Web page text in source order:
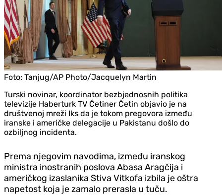
Foto: Tanjug/AP Photo/Jacquelyn Martin
Turski novinar, koordinator bezbjednosnih politika
televizije Haberturk TV Četiner Četin objavio je na
društvenoj mreži Iks da je tokom pregovora između
iranske i američke delegacije u Pakistanu došlo do
ozbiljnog incidenta.
Prema njegovim navodima, između iranskog
ministra inostranih poslova Abasa Aragčija i
američkog izaslanika Stiva Vitkofa izbila je oštra
napetost koja je zamalo prerasla u tuču.